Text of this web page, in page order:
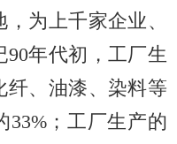
为上千家企业、
90年代初，工厂生
纤、油漆、染料等
33%；工厂生产的